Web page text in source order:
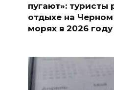
пугают»: туристы
отдыхе на
морях в 2026 году